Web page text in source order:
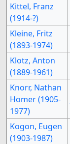
Kittel, Franz
(1914-?)
Kleine, Fritz
(1893-1974)
Klotz, Anton
(1889-1961)
Knorr, Nathan
Homer (1905-
1977)
Kogon, Eugen
(1903-1987)